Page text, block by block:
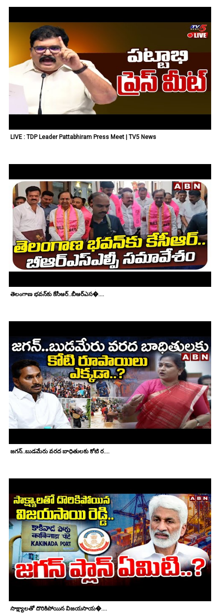
LIVE : TDP Leader Pattabhiram Press Meet | TV5 News
తెలంగాణ భవన్‌కు కేసీఆర్..బీఆర్ఎస�....
జగన్..బుడమేరు వరద బాధితులకు కోటి ర....
సాక్ష్యాలతో దొరికిపోయిన విజయసాయ�....